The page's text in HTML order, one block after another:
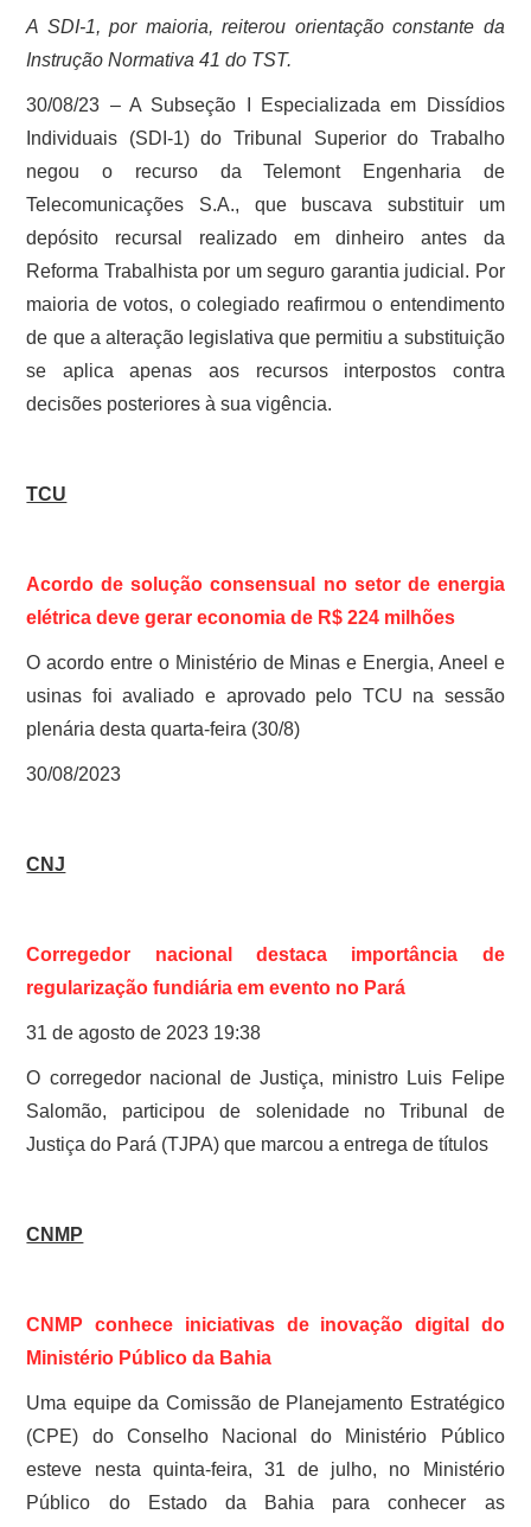
A SDI-1, por maioria, reiterou orientação constante da
Instrução Normativa 41 do TST.
30/08/23 – A Subseção I Especializada em Dissídios
Individuais (SDI-1) do Tribunal Superior do Trabalho
negou o recurso da Telemont Engenharia de
Telecomunicações S.A., que buscava substituir um
depósito recursal realizado em dinheiro antes da
Reforma Trabalhista por um seguro garantia judicial. Por
maioria de votos, o colegiado reafirmou o entendimento
de que a alteração legislativa que permitiu a substituição
se aplica apenas aos recursos interpostos contra
decisões posteriores à sua vigência.
TCU
Acordo de solução consensual no setor de energia
elétrica deve gerar economia de R$ 224 milhões
O acordo entre o Ministério de Minas e Energia, Aneel e
usinas foi avaliado e aprovado pelo TCU na sessão
plenária desta quarta-feira (30/8)
30/08/2023
CNJ
Corregedor nacional destaca importância de
regularização fundiária em evento no Pará
31 de agosto de 2023 19:38
O corregedor nacional de Justiça, ministro Luis Felipe
Salomão, participou de solenidade no Tribunal de
Justiça do Pará (TJPA) que marcou a entrega de títulos
CNMP
CNMP conhece iniciativas de inovação digital do
Ministério Público da Bahia
Uma equipe da Comissão de Planejamento Estratégico
(CPE) do Conselho Nacional do Ministério Público
esteve nesta quinta-feira, 31 de julho, no Ministério
Público do Estado da Bahia para conhecer as